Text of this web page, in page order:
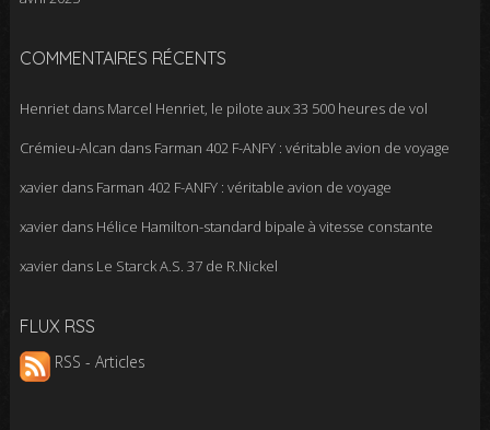
COMMENTAIRES RÉCENTS
Henrietdans Marcel Henriet, le pilote aux 33 500 heures de vol
Crémieu-Alcan dans Farman 402 F-ANFY : véritable avion de voyage
xavierdans Farman 402 F-ANFY : véritable avion de voyage
xavierdans Hélice Hamilton-standard bipale à vitesse constante
xavierdans Le Starck A.S. 37 de R.Nickel
FLUX RSS
RSS - Articles